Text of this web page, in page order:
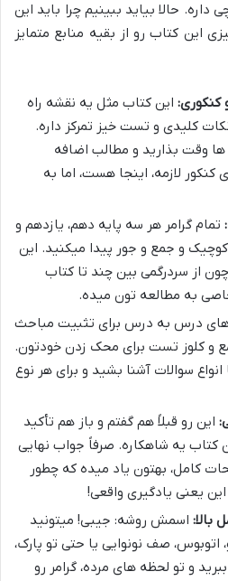
حالا بیاید ببینیم چرا باید این
این کتاب رو از بقیه منابع متمایز
این کتاب مثل یه نقشه راه
کلیدی و تست خیز تمرکز داره.
وقت بذارید و مطالب اضافه
کنکور لازمه، اینجا هست، اما به
تمام گرامر هر سه پایه دهم، یازدهم و
و جمع و جور پیدا میکنید. این
از سردرگمی بین چند تا کتاب
به مطالعه تون میده.
درس به درس برای تثبیت مباحث
و کلوز تست برای محک زدن خودتون.
سوالات آشنا بشید و برای هر نوع
این رو قبلاً هم گفتم و باز هم تأکید
کتاب یه شاهکاره. صرفاً جواب نهایی
کامل، بهتون یاد میده که چطور
یعنی یادگیری واقعی!
بالا: اسمش روشه: جیبی! میتونید
اتوبوس، صف نونوایی یا حتی تو پارک،
و تو لحظه های مرده، گرامر رو